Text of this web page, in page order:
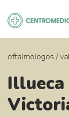
contenido
oftalmologos /
Illueca